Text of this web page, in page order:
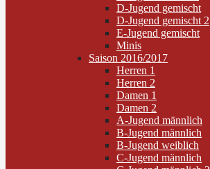
D-Jugend gemischt
D-Jugend gemischt 2
E-Jugend gemischt
Minis
Saison 2016/2017
Herren 1
Herren 2
Damen 1
Damen 2
A-Jugend männlich
B-Jugend männlich
B-Jugend weiblich
C-Jugend männlich